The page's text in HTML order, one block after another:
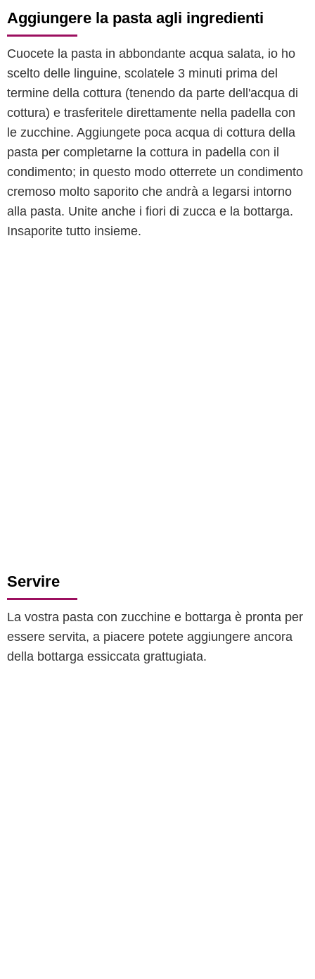
Aggiungere la pasta agli ingredienti
Cuocete la pasta in abbondante acqua salata, io ho
scelto delle linguine, scolatele 3 minuti prima del
termine della cottura (tenendo da parte dell'acqua di
cottura) e trasferitele direttamente nella padella con
le zucchine. Aggiungete poca acqua di cottura della
pasta per completarne la cottura in padella con il
condimento; in questo modo otterrete un condimento
cremoso molto saporito che andrà a legarsi intorno
alla pasta. Unite anche i fiori di zucca e la bottarga.
Insaporite tutto insieme.
Servire
La vostra pasta con zucchine e bottarga è pronta per
essere servita, a piacere potete aggiungere ancora
della bottarga essiccata grattugiata.